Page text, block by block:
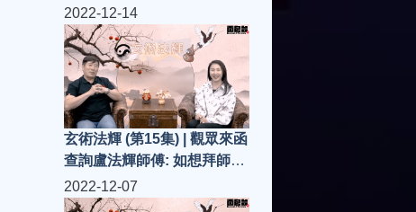
過程、感受...
2022-12-14
玄術法輝 (第15集) | 觀眾來函
查詢盧法輝師傅: 如想拜師入
門做弟子..有什麼要求/資格?
2022-12-07